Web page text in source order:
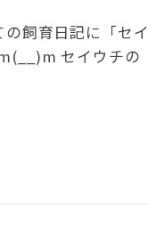
飼育日記に「セイ
セイウチの